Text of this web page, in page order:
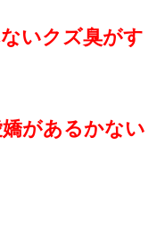
いクズ臭がす
があるかない